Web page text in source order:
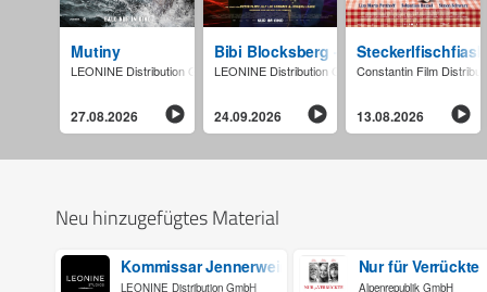
Mutiny
LEONINE Distribution GmbH
27.08.2026
Bibi Blocksberg - Die total verhexte
LEONINE Distribution GmbH
24.09.2026
Constantin Film
13.08.2026
Neu hinzugefügtes Material
Kommissar Jennerwein - Hochsaison
LEONINE Distribution GmbH
Nur für Verrückte
Alpenrepublik GmbH